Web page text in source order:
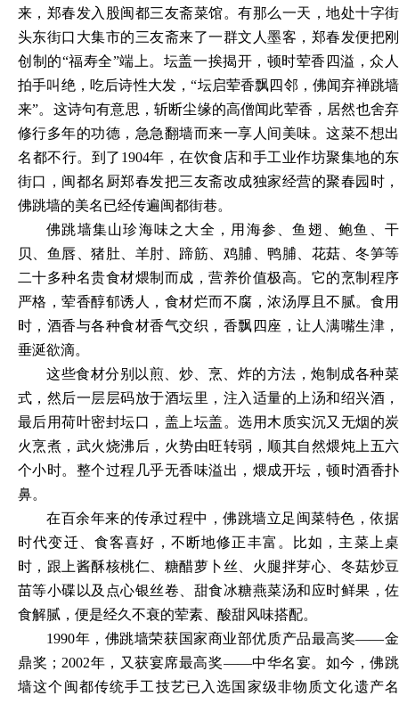
来，郑春发入股闽都三友斋菜馆。有那么一天，地处十字街
头东街口大集市的三友斋来了一群文人墨客，郑春发便把刚
创制的“福寿全”端上。坛盖一挨揭开，顿时荤香四溢，众人
拍手叫绝，吃后诗性大发，“坛启荤香飘四邻，佛闻弃禅跳墙
来”。这诗句有意思，斩断尘缘的高僧闻此荤香，居然也舍弃
修行多年的功德，急急翻墙而来一享人间美味。这菜不想出
名都不行。到了1904年，在饮食店和手工业作坊聚集地的东
街口，闽都名厨郑春发把三友斋改成独家经营的聚春园时，
佛跳墙的美名已经传遍闽都街巷。
佛跳墙集山珍海味之大全，用海参、鱼翅、鲍鱼、干
贝、鱼唇、猪肚、羊肘、蹄筋、鸡脯、鸭脯、花菇、冬笋等
二十多种名贵食材煨制而成，营养价值极高。它的烹制程序
严格，荤香醇郁诱人，食材烂而不腐，浓汤厚且不腻。食用
时，酒香与各种食材香气交织，香飘四座，让人满嘴生津，
垂涎欲滴。
这些食材分别以煎、炒、烹、炸的方法，炮制成各种菜
式，然后一层层码放于酒坛里，注入适量的上汤和绍兴酒，
最后用荷叶密封坛口，盖上坛盖。选用木质实沉又无烟的炭
火烹煮，武火烧沸后，火势由旺转弱，顺其自然煨炖上五六
个小时。整个过程几乎无香味溢出，煨成开坛，顿时酒香扑
鼻。
在百余年来的传承过程中，佛跳墙立足闽菜特色，依据
时代变迁、食客喜好，不断地修正丰富。比如，主菜上桌
时，跟上酱酥核桃仁、糖醋萝卜丝、火腿拌芽心、冬菇炒豆
苗等小碟以及点心银丝卷、甜食冰糖燕菜汤和应时鲜果，佐
食解腻，便是经久不衰的荤素、酸甜风味搭配。
1990年，佛跳墙荣获国家商业部优质产品最高奖——金
鼎奖；2002年，又获宴席最高奖——中华名宴。如今，佛跳
墙这个闽都传统手工技艺已入选国家级非物质文化遗产名